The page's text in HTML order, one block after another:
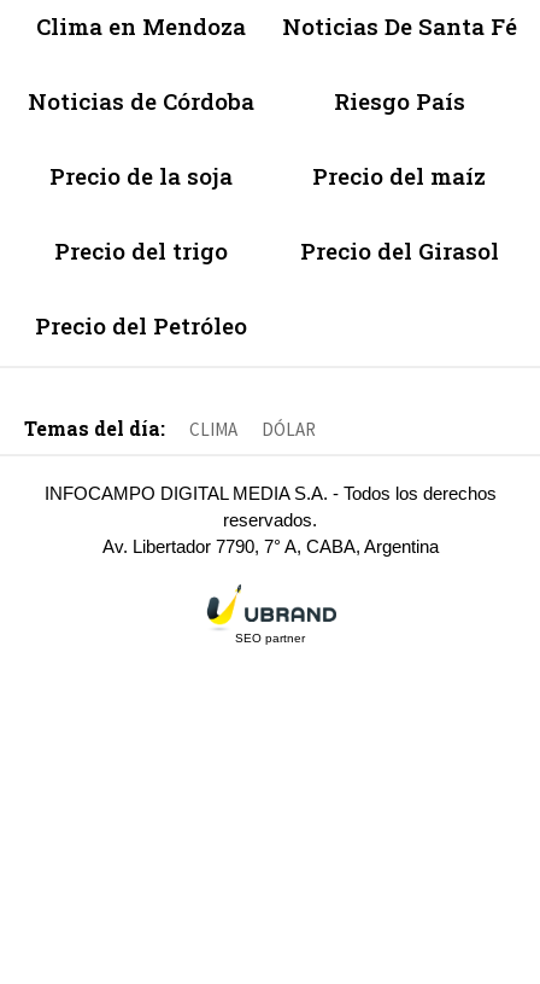
Clima en Mendoza Noticias De Santa Fé
Noticias de Córdoba Riesgo País
Precio de la soja Precio del maíz
Precio del trigo Precio del Girasol
Precio del Petróleo
Temas del día: CLIMA DÓLAR
INFOCAMPO DIGITAL MEDIA S.A. - Todos los derechos
reservados.
Av. Libertador 7790, 7° A, CABA, Argentina
SEO partner